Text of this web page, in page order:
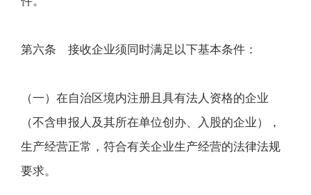
第六条 接收企业须同时满足以下基本条件：
（一）在自治区境内注册且具有法人资格的企业
（不含申报人及其所在单位创办、入股的企业），
生产经营正常，符合有关企业生产经营的法律法规
要求。